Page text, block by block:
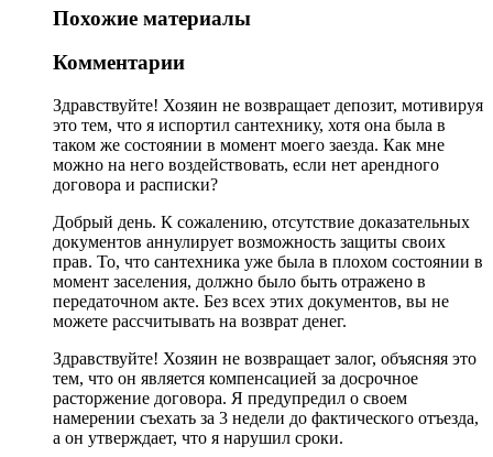
Похожие материалы
Комментарии
Здравствуйте! Хозяин не возвращает депозит, мотивируя
это тем, что я испортил сантехнику, хотя она была в
таком же состоянии в момент моего заезда. Как мне
можно на него воздействовать, если нет арендного
договора и расписки?
Добрый день. К сожалению, отсутствие доказательных
документов аннулирует возможность защиты своих
прав. То, что сантехника уже была в плохом состоянии в
момент заселения, должно было быть отражено в
передаточном акте. Без всех этих документов, вы не
можете рассчитывать на возврат денег.
Здравствуйте! Хозяин не возвращает залог, объясняя это
тем, что он является компенсацией за досрочное
расторжение договора. Я предупредил о своем
намерении съехать за 3 недели до фактического отъезда,
а он утверждает, что я нарушил сроки.